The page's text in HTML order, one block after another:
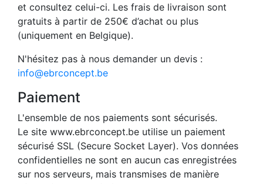
et consultez celui-ci. Les frais de livraison sont
gratuits à partir de 250€ d’achat ou plus
(uniquement en Belgique).
N'hésitez pas à nous demander un devis :
info@ebrconcept.be
Paiement
L'ensemble de nos paiements sont sécurisés.
Le site www.ebrconcept.be utilise un paiement
sécurisé SSL (Secure Socket Layer). Vos données
confidentielles ne sont en aucun cas enregistrées
sur nos serveurs, mais transmises de manière